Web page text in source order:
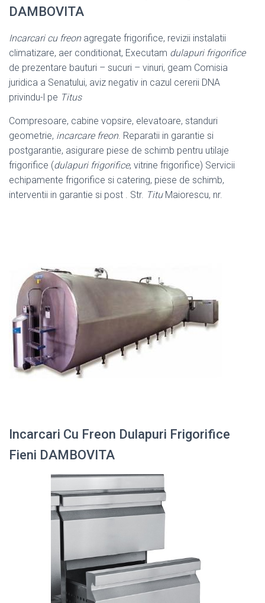
DAMBOVITA
Incarcari cu freonagregate frigorifice, revizii instalatii
climatizare, aer conditionat, Executam dulapuri frigorifice
de prezentare bauturi – sucuri – vinuri, geam Comisia
juridica a Senatului, aviz negativ in cazul cererii DNA
privindu-l pe Titus
Compresoare, cabine vopsire, elevatoare, standuri
geometrie, incarcare freon. Reparatii in garantie si
postgarantie, asigurare piese de schimb pentru utilaje
frigorifice (dulapuri frigorifice, vitrine frigorifice) Servicii
echipamente frigorifice si catering, piese de schimb,
interventii in garantie si post . Str. TituMaiorescu, nr.
Incarcari Cu Freon Dulapuri Frigorifice
Fieni DAMBOVITA